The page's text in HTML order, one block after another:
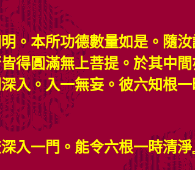
明。本所功德數量如是。隨
得圓滿無上菩提。於其中
入。入一無妄。彼六知根一
入一門。能令六根一時清